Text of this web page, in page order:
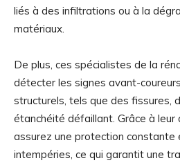
liés à des infiltrations ou à la
matériaux.
De plus, ces spécialistes de la
détecter les signes avant-
structurels, tels que des fissures,
étanchéité défaillant. Grâce à leur
assurez une protection
intempéries, ce qui garantit une